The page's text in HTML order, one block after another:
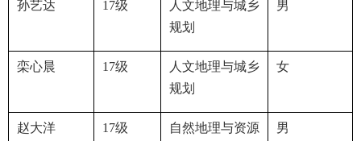
孙艺达 17级
人文地理与城乡
规划
男
栾心晨 17级
人文地理与城乡
规划
女
赵大洋 17级
自然地理与资源
男